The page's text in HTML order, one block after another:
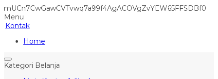
mUCn7CwGawCVTvwq7a99f4AgACOVgZvYEW65FFSDBf0
Menu
Kontak
Home
Kategori Belanja